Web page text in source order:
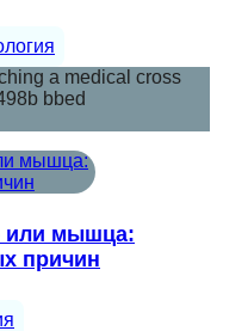
или мышца:
причин